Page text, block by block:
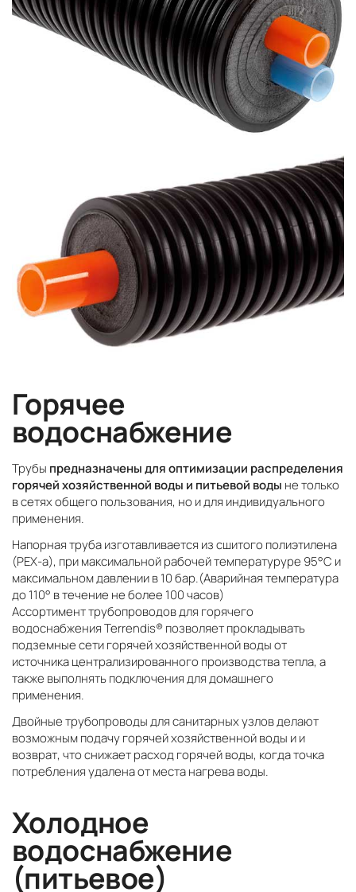
Горячее
водоснабжение
Трубы предназначены для оптимизации распределения
горячей хозяйственной воды и питьевой воды не только
в сетях общего пользования, но и для индивидуального
применения.
Напорная труба изготавливается из сшитого полиэтилена
(PEХ-a), при максимальной рабочей температуруре 95°C и
максимальном давлении в 10 бар.(Аварийная температура
до 110° в течение не более 100 часов)
Ассортимент трубопроводов для горячего
водоснабжения Terrendis® позволяет прокладывать
подземные сети горячей хозяйственной воды от
источника централизированного производства тепла, а
также выполнять подключения для домашнего
применения.
Двойные трубопроводы для санитарных узлов делают
возможным подачу горячей хозяйственной воды и и
возврат, что снижает расход горячей воды, когда точка
потребления удалена от места нагрева воды.
Холодное
водоснабжение
(питьевое)